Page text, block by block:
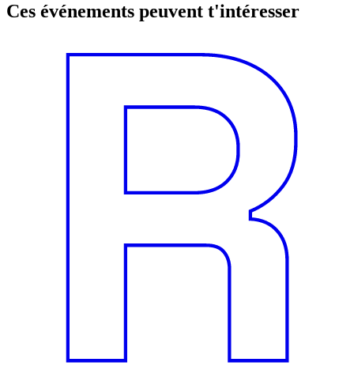
Ces événements peuvent t'intéresser